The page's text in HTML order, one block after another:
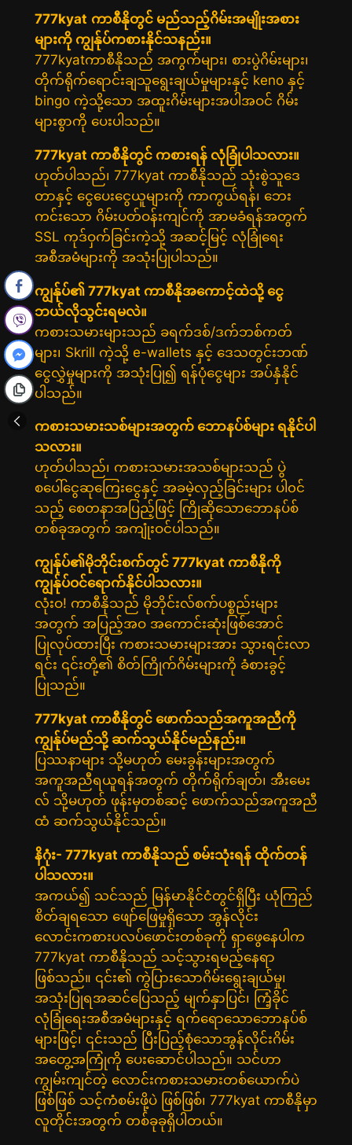
777kyat ကာစီနိုတွင် မည်သည့်ဂိမ်းအမျိုးအစား
များကို ကျွန်ုပ်ကစားနိုင်သနည်း။
777kyatကာစီနိုသည် အကွက်များ၊ စားပွဲဂိမ်းများ၊
တိုက်ရိုက်ရောင်းချသူရွေးချယ်မှုများနှင့် keno နှင့်
bingo ကဲ့သို့သော အထူးဂိမ်းများအပါအဝင် ဂိမ်း
များစွာကို ပေးပါသည်။
777kyat ကာစီနိုတွင် ကစားရန် လုံခြုံပါသလား။
ဟုတ်ပါသည်၊ 777kyat ကာစီနိုသည် သုံးစွဲသူဒေ
တာနှင့် ငွေပေးငွေယူများကို ကာကွယ်ရန်၊ ဘေး
ကင်းသော ဂိမ်းပတ်ဝန်းကျင်ကို အာမခံရန်အတွက်
SSL ကုဒ်ဝှက်ခြင်းကဲ့သို့ အဆင့်မြင့် လုံခြုံရေး
အစီအမံများကို အသုံးပြုပါသည်။
ကျွန်ုပ်၏ 777kyat ကာစီနိုအကောင့်ထဲသို့ ငွေ
ဘယ်လိုသွင်းရမလဲ။
ကစားသမားများသည် ခရက်ဒစ်/ဒက်ဘစ်ကတ်
များ၊ Skrill ကဲ့သို့ e-wallets နှင့် ဒေသတွင်းဘဏ်
ငွေလွှဲမှုများကို အသုံးပြု၍ ရန်ပုံငွေများ အပ်နှံနိုင်
ပါသည်။
ကစားသမားသစ်များအတွက် ဘောနပ်စ်များ ရနိုင်ပါ
သလား။
ဟုတ်ပါသည်၊ ကစားသမားအသစ်များသည် ပွဲ
စပေါ်ငွေဆုကြေးငွေနှင့် အခမဲ့လှည့်ခြင်းများ ပါ၀င်
သည့် စေတနာအပြည့်ဖြင့် ကြိုဆိုသောဘောနပ်စ်
တစ်ခုအတွက် အကျုံးဝင်ပါသည်။
ကျွန်ုပ်၏မိုဘိုင်းစက်တွင် 777kyat ကာစီနိုကို
ကျွန်ုပ်ဝင်ရောက်နိုင်ပါသလား။
လုံးဝ! ကာစီနိုသည် မိုဘိုင်းလ်စက်ပစ္စည်းများ
အတွက် အပြည့်အဝ အကောင်းဆုံးဖြစ်အောင်
ပြုလုပ်ထားပြီး ကစားသမားများအား သွားရင်းလာ
ရင်း ၎င်းတို့၏ စိတ်ကြိုက်ဂိမ်းများကို ခံစားခွင့်
ပြုသည်။
777kyat ကာစီနိုတွင် ဖောက်သည်အကူအညီကို
ကျွန်ုပ်မည်သို့ ဆက်သွယ်နိုင်မည်နည်း။
ပြဿနာများ သို့မဟုတ် မေးခွန်းများအတွက်
အကူအညီရယူရန်အတွက် တိုက်ရိုက်ချတ်၊ အီးမေး
လ် သို့မဟုတ် ဖုန်းမှတစ်ဆင့် ဖောက်သည်အကူအညီ
ထံ ဆက်သွယ်နိုင်သည်။
နိဂုံး- 777kyat ကာစီနိုသည် စမ်းသုံးရန် ထိုက်တန်
ပါသလား။
အကယ်၍ သင်သည် မြန်မာနိုင်ငံတွင်ရှိပြီး ယုံကြည်
စိတ်ချရသော ဖျော်ဖြေမှုရှိသော အွန်လိုင်း
လောင်းကစားပလပ်ဖောင်းတစ်ခုကို ရှာဖွေနေပါက
777kyat ကာစီနိုသည် သင့်သွားရမည့်နေရာ
ဖြစ်သည်။ ၎င်း၏ ကွဲပြားသောဂိမ်းရွေးချယ်မှု၊
အသုံးပြုရအဆင်ပြေသည့် မျက်နှာပြင်၊ ကြံ့ခိုင်
လုံခြုံရေးအစီအမံများနှင့် ရက်ရောသောဘောနပ်စ်
များဖြင့်၊ ၎င်းသည် ပြီးပြည့်စုံသောအွန်လိုင်းဂိမ်း
အတွေ့အကြုံကို ပေးဆောင်ပါသည်။ သင်ဟာ
ကျွမ်းကျင်တဲ့ လောင်းကစားသမားတစ်ယောက်ပဲ
ဖြစ်ဖြစ် သင့်ကံစမ်းဖို့ပဲ ဖြစ်ဖြစ်၊ 777kyat ကာစီနိုမှာ
လူတိုင်းအတွက် တစ်ခုခုရှိပါတယ်။